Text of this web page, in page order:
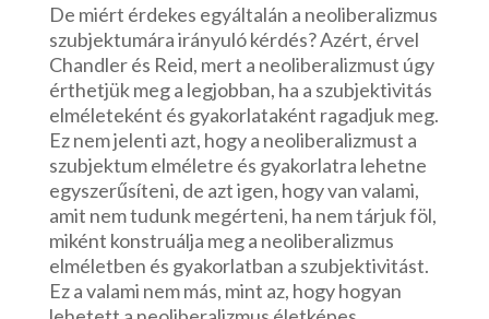
De miért érdekes egyáltalán a neoliberalizmus
szubjektumára irányuló kérdés? Azért, érvel
Chandler és Reid, mert a neoliberalizmust úgy
érthetjük meg a legjobban, ha a szubjektivitás
elméleteként és gyakorlataként ragadjuk meg.
Ez nem jelenti azt, hogy a neoliberalizmust a
szubjektum elméletre és gyakorlatra lehetne
egyszerűsíteni, de azt igen, hogy van valami,
amit nem tudunk megérteni, ha nem tárjuk föl,
miként konstruálja meg a neoliberalizmus
elméletben és gyakorlatban a szubjektivitást.
Ez a valami nem más, mint az, hogy hogyan